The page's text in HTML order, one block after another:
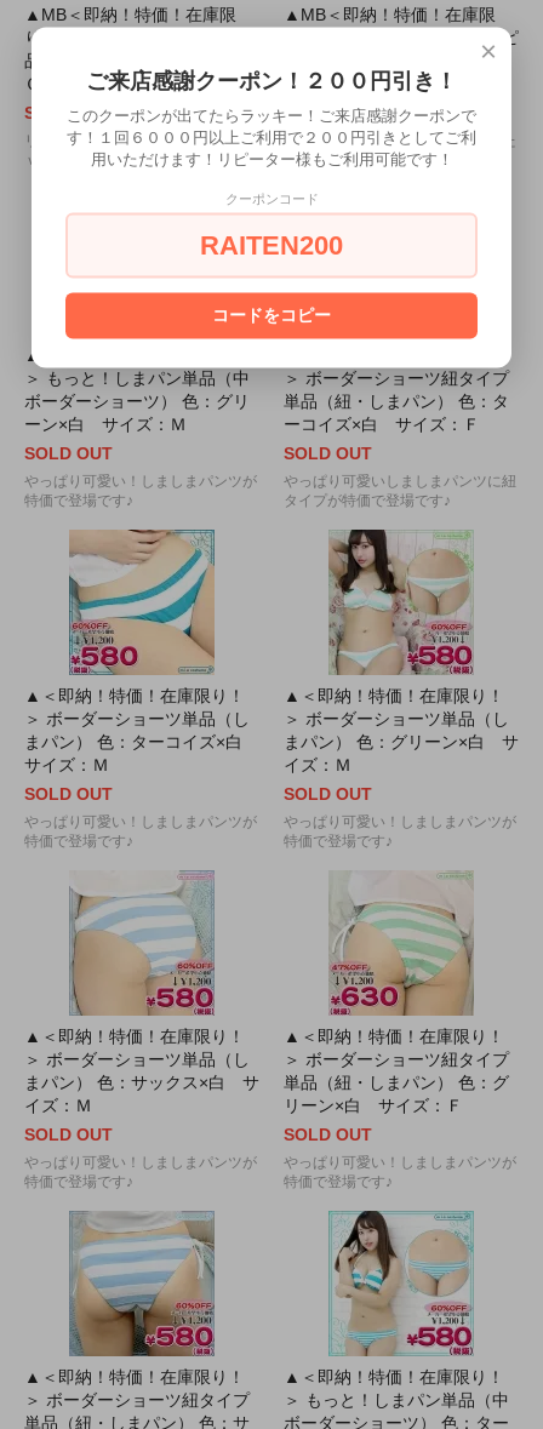
▲MB＜即納！特価！在庫限
り！＞ リブ編み綿パンツ単
品 色：白 サイズ：Ｍ/ＢＩ
Ｇ
SOLD OUT
リブ編みのリアルな綿パンツですｖ
ｖ
▲MB＜即納！特価！在庫限
り！＞ 綿パンツ単品色：白×ピ
ンクリボン サイズ：Ｍ/ＢＩ
Ｇ
SOLD OUT
純白の綿パンツが出来ちゃいました
♪
▲＜即納！特価！在庫限り！
＞ もっと！しまパン単品（中
ボーダーショーツ） 色：グリ
ーン×白 サイズ：Ｍ
SOLD OUT
やっぱり可愛い！しましまパンツが
特価で登場です♪
＞ ボーダーショーツ紐タイプ
単品（紐・しまパン） 色：タ
ーコイズ×白 サイズ：Ｆ
SOLD OUT
やっぱり可愛いしましまパンツに紐
タイプが特価で登場です♪
▲＜即納！特価！在庫限り！
＞ ボーダーショーツ単品（し
まパン） 色：ターコイズ×白
サイズ：Ｍ
SOLD OUT
やっぱり可愛い！しましまパンツが
特価で登場です♪
▲＜即納！特価！在庫限り！
＞ ボーダーショーツ単品（し
まパン） 色：グリーン×白 サ
イズ：Ｍ
SOLD OUT
やっぱり可愛い！しましまパンツが
特価で登場です♪
▲＜即納！特価！在庫限り！
＞ ボーダーショーツ単品（し
まパン） 色：サックス×白 サ
イズ：Ｍ
SOLD OUT
やっぱり可愛い！しましまパンツが
特価で登場です♪
▲＜即納！特価！在庫限り！
＞ ボーダーショーツ紐タイプ
単品（紐・しまパン） 色：グ
リーン×白 サイズ：Ｆ
SOLD OUT
やっぱり可愛い！しましまパンツが
特価で登場です♪
▲＜即納！特価！在庫限り！
＞ ボーダーショーツ紐タイプ
単品（紐・しまパン） 色：サ
▲＜即納！特価！在庫限り！
＞ もっと！しまパン単品（中
ボーダーショーツ） 色：ター
×
ご来店感謝クーポン！２００円引き！
このクーポンが出てたらラッキー！ご来店感謝クーポンで
す！１回６０００円以上ご利用で２００円引きとしてご利
用いただけます！リピーター様もご利用可能です！
クーポンコード
RAITEN200
コードをコピー